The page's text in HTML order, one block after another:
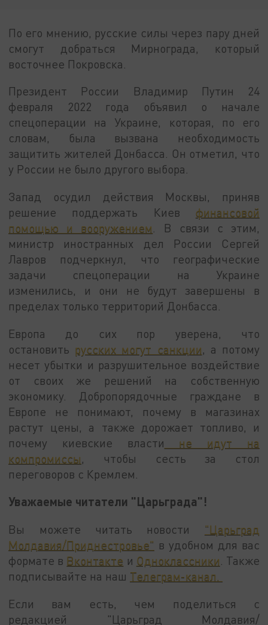
По его мнению, русские силы через пару дней
смогут добраться Мирнограда, который
восточнее Покровска.
Президент России Владимир Путин 24
февраля 2022 года объявил о начале
спецоперации на Украине, которая, по его
словам, была вызвана необходимость
защитить жителей Донбасса. Он отметил, что
у России не было другого выбора.
Запад осудил действия Москвы, приняв
решение поддержать Киев финансовой
помощью и вооружением
. В связи с этим,
министр иностранных дел России Сергей
Лавров подчеркнул, что географические
задачи спецоперации на Украине
изменились, и они не будут завершены в
пределах только территорий Донбасса.
Европа до сих пор уверена, что
остановить русских могут санкции, а потому
несет убытки и разрушительное воздействие
от своих же решений на собственную
экономику. Добропорядочные граждане в
Европе не понимают, почему в магазинах
растут цены, а также дорожает топливо, и
почему киевские власти не идут на
компромиссы, чтобы сесть за стол
переговоров с Кремлем.
Уважаемые читатели "Царьграда"!
Вы можете читать новости "Царьград
Молдавия/Приднестровье" в удобном для вас
формате в Вконтакте и Одноклассники . Также
подписывайте на наш Телеграм-канал.
Если вам есть, чем поделиться с
редакцией "Царьград Молдавия/